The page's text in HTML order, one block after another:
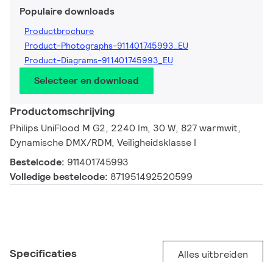
Populaire downloads
Productbrochure
Product-Photographs-911401745993_EU
Product-Diagrams-911401745993_EU
Selecteer en download
Productomschrijving
Philips UniFlood M G2, 2240 lm, 30 W, 827 warmwit,
Dynamische DMX/RDM, Veiligheidsklasse I
Bestelcode: 911401745993
Volledige bestelcode: 871951492520599
Specificaties Alles uitbreiden